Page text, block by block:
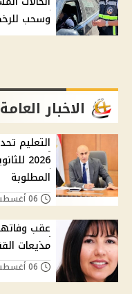
وسحب
الاخبار العامة
التعليم
2026
المطلوبة
عقب
مذيعات